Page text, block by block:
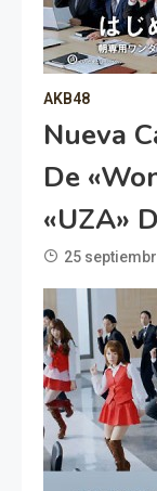
AKB48
Nueva
De
«UZA»
25